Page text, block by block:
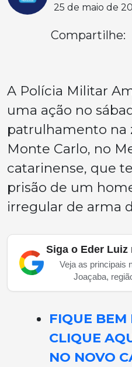
25 de maio de
Compartilhe:
A Polícia Militar
uma ação no
patrulhamento na
Monte Carlo, no
catarinense, que
prisão de um
irregular de arma
Siga o Eder Luiz
Veja as principais
Joaçaba,
FIQUE
CLIQUE
NO NOVO